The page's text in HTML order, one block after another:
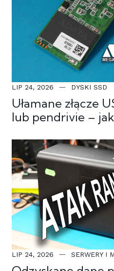
LIP 24, 2026 DYSKI SSD
Ułamane złącze
lub pendrivie –
LIP 24, 2026 SERWERY I